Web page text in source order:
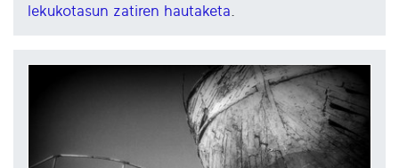
lekukotasun zatiren hautaketa